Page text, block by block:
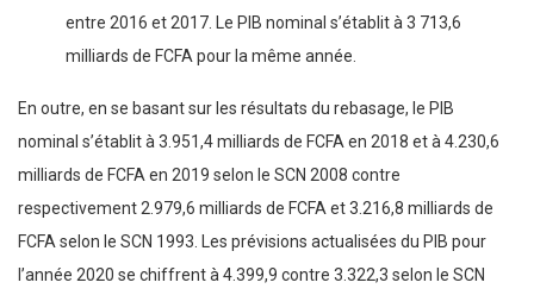
entre 2016 et 2017. Le PIB nominal s’établit à 3 713,6
milliards de FCFA pour la même année.
En outre, en se basant sur les résultats du rebasage, le PIB
nominal s’établit à 3.951,4 milliards de FCFA en 2018 et à 4.230,6
milliards de FCFA en 2019 selon le SCN 2008 contre
respectivement 2.979,6 milliards de FCFA et 3.216,8 milliards de
FCFA selon le SCN 1993. Les prévisions actualisées du PIB pour
l’année 2020 se chiffrent à 4.399,9 contre 3.322,3 selon le SCN